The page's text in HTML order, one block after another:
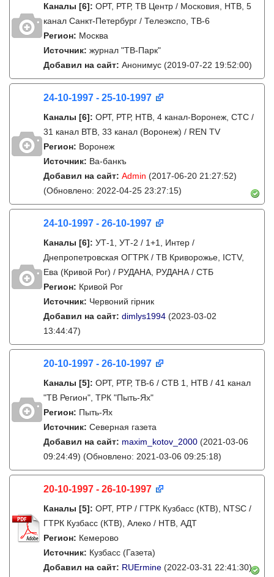
Каналы [6]: ОРТ, РТР, ТВ Центр / Московия, НТВ, 5
канал Санкт-Петербург / Телеэкспо, ТВ-6
Регион: Москва
Источник: журнал "ТВ-Парк"
Добавил на сайт: Анонимус (2019-07-22 19:52:00)
24-10-1997 - 25-10-1997
Каналы [6]: ОРТ, РТР, НТВ, 4 канал-Воронеж, СТС /
31 канал ВТВ, 33 канал (Воронеж) / REN TV
Регион: Воронеж
Источник: Ва-банкъ
Добавил на сайт: Admin (2017-06-20 21:27:52)
(Обновлено: 2022-04-25 23:27:15)
24-10-1997 - 26-10-1997
Каналы [6]: УТ-1, УТ-2 / 1+1, Интер /
Днепропетровская ОГТРК / ТВ Криворожье, ICTV,
Ева (Кривой Рог) / РУДАНА, РУДАНА / СТБ
Регион: Кривой Рог
Источник: Червоний гірник
Добавил на сайт: dimlys1994 (2023-03-02
13:44:47)
20-10-1997 - 26-10-1997
Каналы [5]: ОРТ, РТР, ТВ-6 / СТВ 1, НТВ / 41 канал
"ТВ Регион", ТРК "Пыть-Ях"
Регион: Пыть-Ях
Источник: Северная газета
Добавил на сайт: maxim_kotov_2000 (2021-03-06
09:24:49) (Обновлено: 2021-03-06 09:25:18)
20-10-1997 - 26-10-1997
Каналы [5]: ОРТ, РТР / ГТРК Кузбасс (КТВ), NTSC /
ГТРК Кузбасс (КТВ), Алеко / НТВ, АДТ
Регион: Кемерово
Источник: Кузбасс (Газета)
Добавил на сайт: RUErmine (2022-03-31 22:41:30)